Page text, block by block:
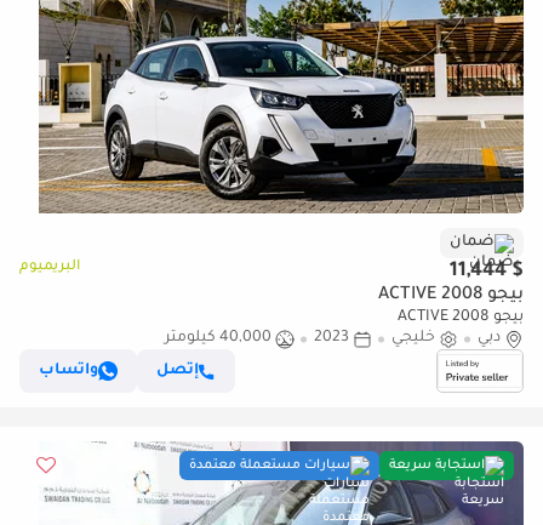
ضمان
$ 11,444 البريميوم
بيجو 2008 ACTIVE
بيجو 2008 ACTIVE
دبي
خليجي 2023
40,000 كيلومتر
إتصل
واتساب
استجابة سريعة سيارات مستعملة معتمدة